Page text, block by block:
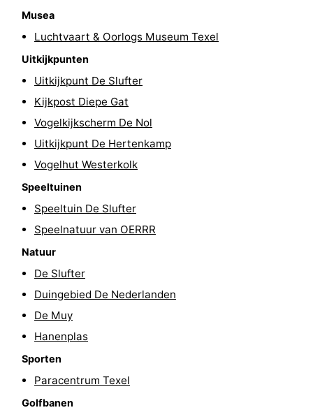
Eibernest
Hoogelandt
Beach
Texel
Buytenveldt
De
Krim
EuroParcs
Texel
Kustpark
Strandhuys
Residentie
Texel
Villapark
Vogelmient
Last
minutes
Strand
Zien
Musea
Luchtvaart & Oorlogs Museum Texel
Uitkijkpunten
Uitkijkpunt De Slufter
Kijkpost Diepe Gat
Vogelkijkscherm De Nol
Uitkijkpunt De Hertenkamp
Vogelhut Westerkolk
Speeltuinen
Speeltuin De Slufter
Speelnatuur van OERRR
Natuur
De Slufter
Duingebied De Nederlanden
De Muy
Hanenplas
Sporten
Paracentrum Texel
Golfbanen